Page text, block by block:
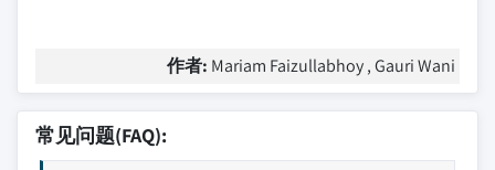
作者: Mariam Faizullabhoy , Gauri Wani
常见问题(FAQ):